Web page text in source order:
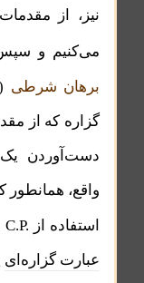
نیز، از
می‌کنیم و
برهان شرطی
گزاره که از
دست‌آوردن
واقع، همانطور
استفاده از C.P.
عبارت گزاره‌ای